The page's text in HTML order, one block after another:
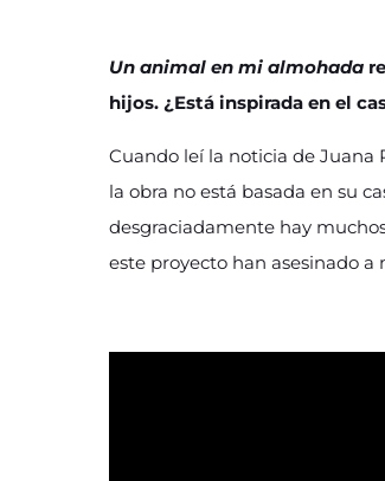
Un animal en mi almohada
hijos. ¿Está inspirada en el
Cuando leí la noticia de Juana
la obra no está basada en su
desgraciadamente hay
este proyecto han asesinado